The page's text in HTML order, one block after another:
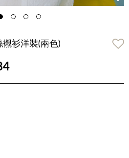
衫洋裝(兩色)